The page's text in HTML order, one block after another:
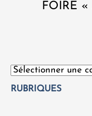
FOIRE «
Catégories
RUBRIQUES